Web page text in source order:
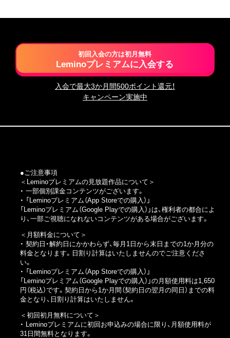
初回入会の方は初月無料
Leminoプレミアムに入会する
入会で最大3か月間500ポイント還元！
キャンペーン実施中
●ご注意事項
＜Leminoプレミアムの見放題作品について＞
・ 一部個別課金コンテンツがございます。
・ 「Leminoプレミアム（App Storeでの購入）」
「Leminoプレミアム（Google Playでの購入）」 は、権利者の都合によ
り、一部ご視聴になれないコンテンツがある場合がございます。
＜月額料金について＞
・ 契約日・解約日にかかわらず、毎月1日から末日までの1か月分の
料金となります。日割り計算はいたしませんのでご注意くださ
い。
・ 「Leminoプレミアム（App Storeでの購入）」
「Leminoプレミアム（Google Playでの購入）」の月額使用料は1,650
円（税込）です。契約日から1か月間（契約日の翌月の同日）までの料
金となり、日割り計算はいたしません。
＜初回初月無料について＞
・ Leminoプレミアムに初回お申込みの場合に限り、月額使用料が
31日間無料となります。